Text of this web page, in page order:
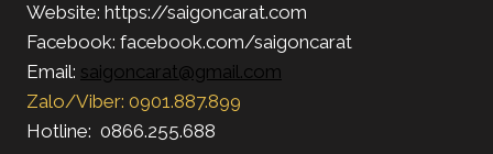
Website: https://saigoncarat.com
Facebook: facebook.com/saigoncarat
Email: saigoncarat@gmail.com
Zalo/Viber: 0901.887.899
Hotline: 0866.255.688